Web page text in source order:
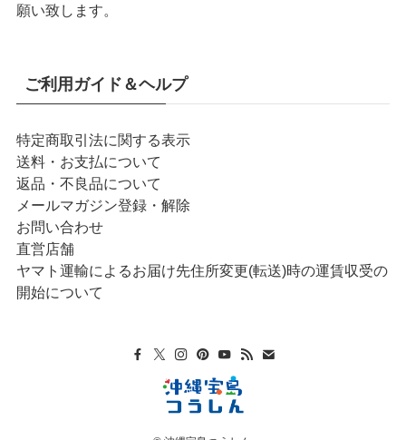
願い致します。
ご利用ガイド＆ヘルプ
特定商取引法に関する表示
送料・お支払について
返品・不良品について
メールマガジン登録・解除
お問い合わせ
直営店舗
ヤマト運輸によるお届け先住所変更(転送)時の運賃収受の
開始について